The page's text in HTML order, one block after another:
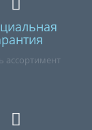
ассортимент